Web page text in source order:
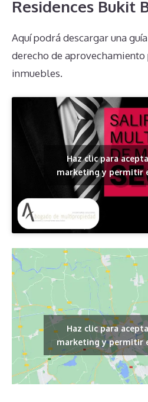
Residences Bukit
Aquí podrá descargar una
derecho de
inmuebles.
Haz clic para
marketing y permitir
Haz clic para
marketing y permitir